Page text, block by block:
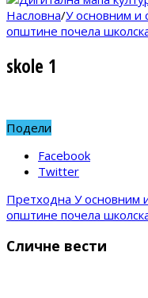
Насловна/У основним и
општине почела
skole 1
Подели
Facebook
Twitter
Претходна У основним
општине почела
Сличне вести